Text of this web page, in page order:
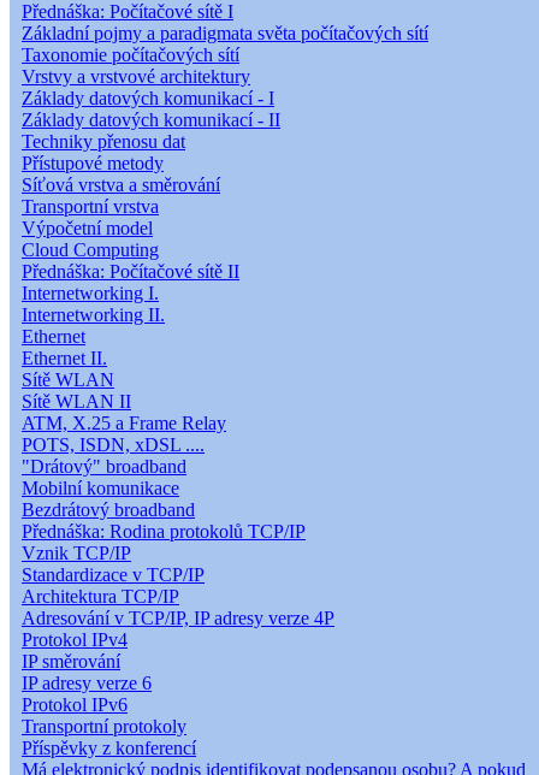
Přednáška: Počítačové sítě I
Základní pojmy a paradigmata světa počítačových sítí
Taxonomie počítačových sítí
Vrstvy a vrstvové architektury
Základy datových komunikací - I
Základy datových komunikací - II
Techniky přenosu dat
Přístupové metody
Síťová vrstva a směrování
Transportní vrstva
Výpočetní model
Cloud Computing
Přednáška: Počítačové sítě II
Internetworking I.
Internetworking II.
Ethernet
Ethernet II.
Sítě WLAN
Sítě WLAN II
ATM, X.25 a Frame Relay
POTS, ISDN, xDSL ....
"Drátový" broadband
Mobilní komunikace
Bezdrátový broadband
Přednáška: Rodina protokolů TCP/IP
Vznik TCP/IP
Standardizace v TCP/IP
Architektura TCP/IP
Adresování v TCP/IP, IP adresy verze 4P
Protokol IPv4
IP směrování
IP adresy verze 6
Protokol IPv6
Transportní protokoly
Příspěvky z konferencí
Má elektronický podpis identifikovat podepsanou osobu? A pokud